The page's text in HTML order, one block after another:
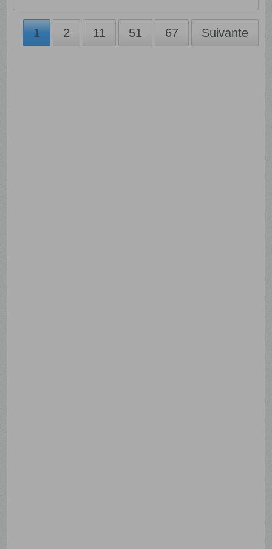
1 2 11 51 67 Suivante